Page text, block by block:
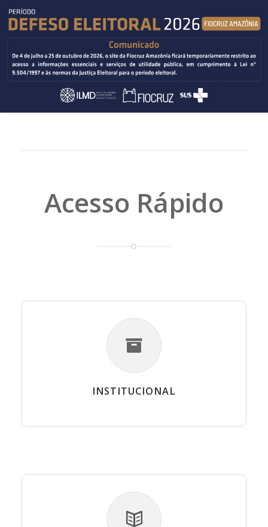
Acesso Rápido
INSTITUCIONAL